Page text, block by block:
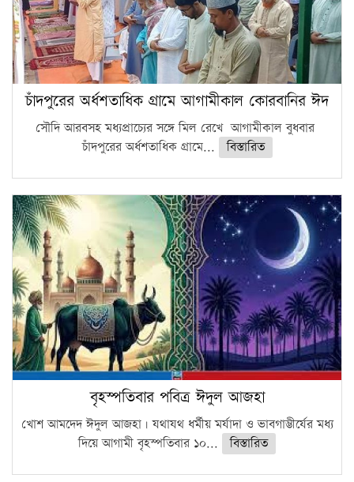
চাঁদপুরের অর্ধশতাধিক গ্রামে আগামীকাল কোরবানির ঈদ
সৌদি আরবসহ মধ্যপ্রাচ্যের সঙ্গে মিল রেখে আগামীকাল বুধবার
চাঁদপুরের অর্ধশতাধিক গ্রামে...
বিস্তারিত
বৃহস্পতিবার পবিত্র ঈদুল আজহা
খোশ আমদেদ ঈদুল আজহা। যথাযথ ধর্মীয় মর্যাদা ও ভাবগাম্ভীর্যের মধ্য
দিয়ে আগামী বৃহস্পতিবার ১০...
বিস্তারিত